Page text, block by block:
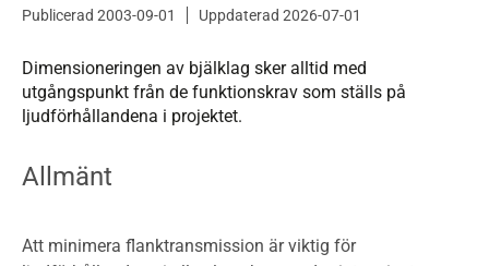
Publicerad 2003-09-01 Uppdaterad 2026-07-01
Dimensioneringen av bjälklag sker alltid med
utgångspunkt från de funktionskrav som ställs på
ljudförhållandena i projektet.
Allmänt
Att minimera flanktransmission är viktig för